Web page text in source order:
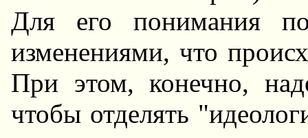
Для его понимания
изменениями, что
При этом, конечно,
чтобы отделять